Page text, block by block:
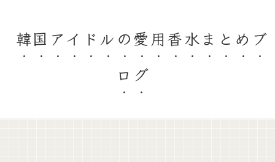
韓国アイドルの愛用香水まとめブ
ログ